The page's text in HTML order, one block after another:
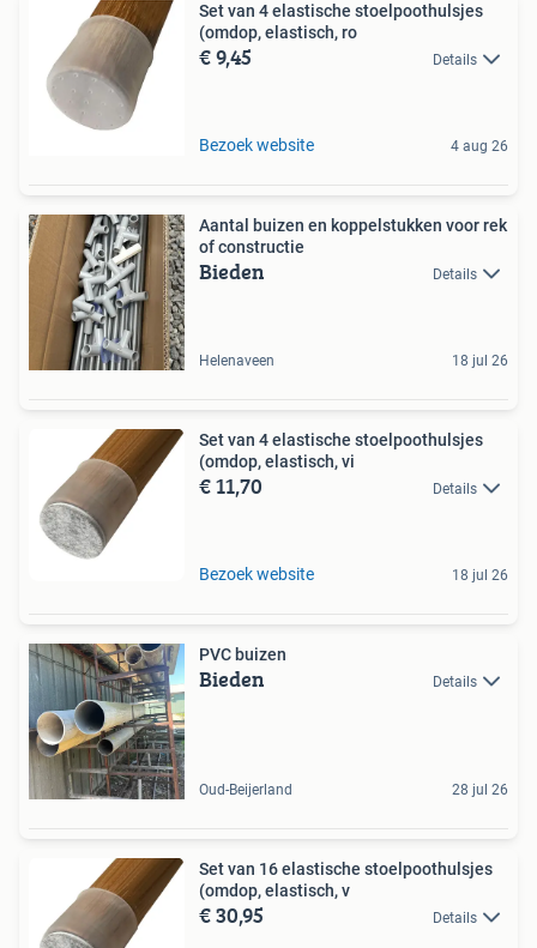
Set van 4 elastische stoelpoothulsjes
(omdop, elastisch, ro
€ 9,45 Details
Bezoek website 4 aug 26
Aantal buizen en koppelstukken voor rek
of constructie
Bieden Details
Helenaveen 18 jul 26
Set van 4 elastische stoelpoothulsjes
(omdop, elastisch, vi
€ 11,70 Details
Bezoek website 18 jul 26
PVC buizen
Bieden Details
Oud-Beijerland 28 jul 26
Set van 16 elastische stoelpoothulsjes
(omdop, elastisch, v
€ 30,95 Details